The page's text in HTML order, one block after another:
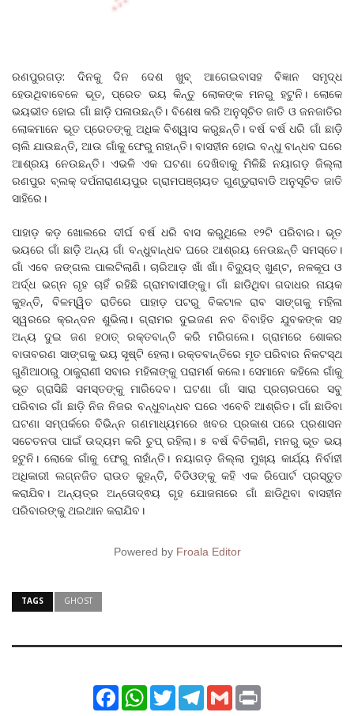
ରଣପୁରଗଡ଼: ଦିନକୁ ଦିନ ଦେଶ ଖୁବ୍‌ ଆଗେଇବାସହ ବିଜ୍ଞାନ ସମୃଦ୍ଧ
ହେଉଥିବାବେଳେ ଭୂତ, ପ୍ରେତ ଭୟ କିନ୍ତୁ ଲୋକଙ୍କ ମନରୁ ହଟୁନି। ଲୋକେ
ଭୟଭୀତ ହୋଇ ଗାଁ ଛାଡ଼ି ପଳାଉଛନ୍ତି। ବିଶେଷ କରି ଅନୁସୂଚିତ ଜାତି ଓ ଜନଜାତିର
ଲୋକମାନେ ଭୂତ ପ୍ରେତଙ୍କୁ ଅଧିକ ବିଶ୍ୱାସ କରୁଛନ୍ତି। ବର୍ଷ ବର୍ଷ ଧରି ଗାଁ ଛାଡ଼ି
ଚାଲି ଯାଉଛନ୍ତି, ଆଉ ଗାଁକୁ ଫେରୁ ନାହାନ୍ତି। ବାସହୀନ ହୋଇ ବନ୍ଧୁ ବାନ୍ଧବ ଘରେ
ଆଶ୍ରୟ ନେଉଛନ୍ତି। ଏଭଳି ଏକ ଘଟଣା ଦେଖିବାକୁ ମିଳିଛି ନୟାଗଡ଼ ଜିଲ୍ଲା
ରଣପୁର ବ୍ଲକ୍ ଦର୍ପନାରାଣୟପୁର ଗ୍ରାମପଞ୍ଚାୟତ ଗୁଣ୍ଡୁରାବାଡି ଅନୁସୂଚିତ ଜାତି
ସାହିରେ।
ପାହାଡ଼ କଡ଼ ଖୋଲରେ ଦୀର୍ଘ ବର୍ଷ ଧରି ବାସ କରୁଥିଲେ ୧୨ଟି ପରିବାର। ଭୂତ
ଭୟରେ ଗାଁ ଛାଡ଼ି ଅନ୍ୟ ଗାଁ ବନ୍ଧୁବାନ୍ଧବ ଘରେ ଆଶ୍ରୟ ନେଉଛନ୍ତି ସମସ୍ତେ।
ଗାଁ ଏବେ ଜଙ୍ଗଲ ପାଲଟିଲାଣି। ଚାରିଆଡ଼ ଖାଁ ଖାଁ। ବିଦ୍ୟୁତ୍ ଖୁଣ୍ଟ, ନଳକୂପ ଓ
ଅର୍ଦ୍ଧ ଭଗ୍ନ ଗୃହ ଚାହିଁ ରହିଛି ଗ୍ରାମବାସୀଙ୍କୁ। ଗାଁ ଛାଡିଥିବା ଗଦାଧର ନାୟକ
କୁହନ୍ତି, ବିଳମ୍ୱିତ ରାତିରେ ପାହାଡ଼ ପଟରୁ ବିକଟାଳ ରାବ ସାଙ୍ଗକୁ ମହିଳା
ସ୍ୱରରେ କ୍ରନ୍ଦନ ଶୁଭିଲା। ଗ୍ରାମର ଦୁଇଜଣ ନବ ବିବାହିତ ଯୁବକଙ୍କ ସହ
ଅନ୍ୟ ଦୁଇ ଜଣ ହଠାତ୍ ରକ୍ତବାନ୍ତି କରି ମରିଗଲେ। ଗ୍ରାମରେ ଶୋକର
ବାତାବରଣ ସାଙ୍ଗକୁ ଭୟ ସୃଷ୍ଟି ହେଲା। ରକ୍ତବାନ୍ତିରେ ମୃତ ପରିବାର ନିକଟସ୍ଥ
ଗୁଣିଆଠାରୁ ଠାକୁରାଣୀ ସବାର ମହିଳାଙ୍କୁ ପରାମର୍ଶ କଲେ। ସେମାନେ କହିଲେ ଗାଁକୁ
ଭୂତ ଗ୍ରାସିଛି ସମସ୍ତଙ୍କୁ ମାରିଦେବ। ଘଟଣା ଗାଁ ସାରା ପ୍ରଚାରପରେ ସବୁ
ପରିବାର ଗାଁ ଛାଡ଼ି ନିଜ ନିଜର ବନ୍ଧୁବାନ୍ଧବ ଘରେ ଏବେବି ଆଶ୍ରିତ। ଗାଁ ଛାଡିବା
ଘଟଣା ସମ୍ପର୍କରେ ବିଭିନ୍ନ ଗଣମାଧ୍ୟମରେ ଖବର ପ୍ରକାଶ ପରେ ପ୍ରଶାସନ
ସଚେତନତା ପାଇଁ ଉଦ୍ୟମ କରି ଚୁପ୍ ରହିଲା। ୫ ବର୍ଷ ବିତିଲାଣି, ମନରୁ ଭୂତ ଭୟ
ହଟୁନି। ଲୋକେ ଗାଁକୁ ଫେରୁ ନାହାଁନ୍ତି। ନୟାଗଡ଼ ଜିଲ୍ଲା ମୁଖ୍ୟ କାର୍ଯ୍ୟ ନିର୍ବାହୀ
ଅଧିକାରୀ ଲଗ୍ନଜିତ ରାଉତ କୁହନ୍ତି, ବିଡିଓଙ୍କୁ କହି ଏକ ରିପୋର୍ଟ ପ୍ରସ୍ତୁତ
କରାଯିବ। ଅନ୍ୟତ୍ର ଅନ୍ତୋଦ୍ଵୟ ଗୃହ ଯୋଜନାରେ ଗାଁ ଛାଡିଥିବା ବାସହୀନ
ପରିବାରଙ୍କୁ ଥଇଥାନ କରାଯିବ।
Powered by Froala Editor
TAGS GHOST
FacebookWhatsApp
TwitterTelegram
Gmail